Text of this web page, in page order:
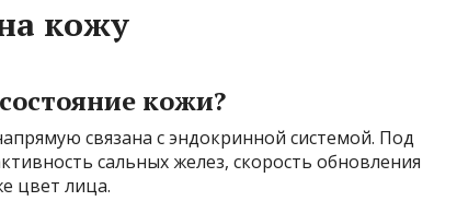
кожу
кожи?
связана с эндокринной системой. Под
сальных желез, скорость обновления
цвет лица.